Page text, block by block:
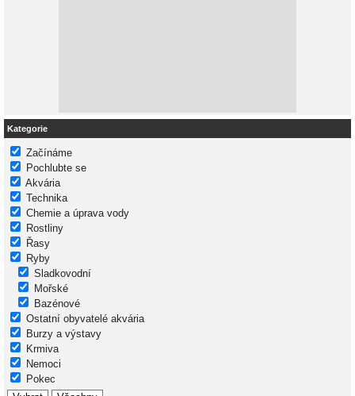
Kategorie
Začínáme
Pochlubte se
Akvária
Technika
Chemie a úprava vody
Rostliny
Řasy
Ryby
Sladkovodní
Mořské
Bazénové
Ostatní obyvatelé akvária
Burzy a výstavy
Krmiva
Nemoci
Pokec